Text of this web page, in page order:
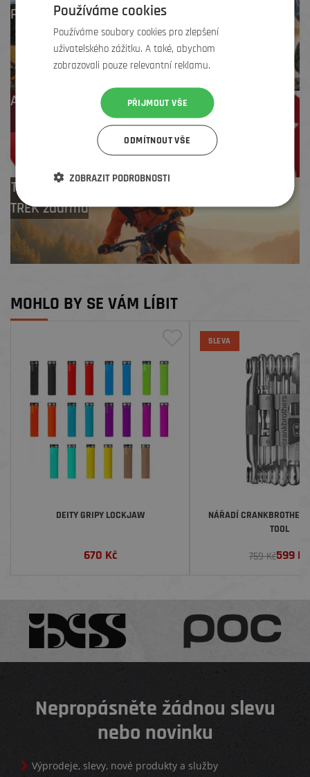
Profesionální záruční
i pozáruční servis
Až 4 % cashback
Test centrum
TREK zdarma
MOHLO BY SE VÁM LÍBIT
DEITY GRIPY LOCKJAW
670 Kč
SLEVA
NÁŘADÍ
TOOL
759 Kč599 Kč
Nepropásněte žádnou slevu
nebo novinku
Výprodeje, slevy, nové produkty a služby
Používáme cookies
Používáme soubory cookies pro zlepšení
uživatelského zážitku. A také, abychom
zobrazovali pouze relevantní reklamu.
PŘIJMOUT VŠE
ODMÍTNOUT VŠE
ZOBRAZIT PODROBNOSTI